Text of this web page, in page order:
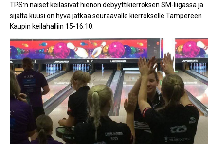
TPS:n naiset keilasivat hienon debyyttikierroksen SM-liigassa ja
sijalta kuusi on hyvä jatkaa seuraavalle kierrokselle Tampereen
Kaupin keilahalliin 15-16.10.